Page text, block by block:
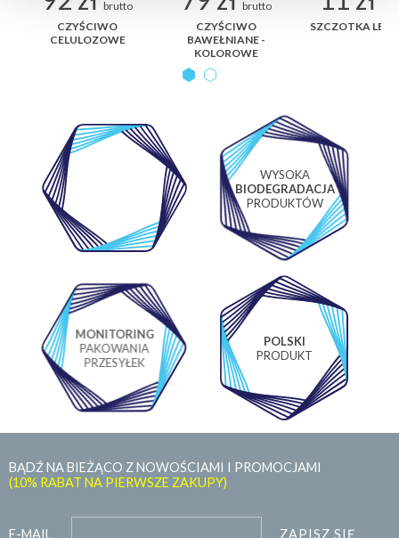
Bezszwowabrutto
CZYŚCIWO
CELULOZOWE
brutto
CZYŚCIWO
BAWEŁNIANE -
KOLOROWE
SZCZOTKA
WYSOKA
BIODEGRADACJA
PRODUKTÓW
MONITORING
PAKOWANIA
PRZESYŁEK
POLSKI
PRODUKT
BĄDŹ NA BIEŻĄCO Z NOWOŚCIAMI I PROMOCJAMI
(10% RABAT NA PIERWSZE ZAKUPY)
E-MAIL ZAPISZ SIĘ